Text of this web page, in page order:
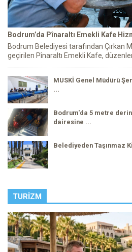
Bodrum’da Pînaraltı Emekli Kafe
Bodrum Belediyesi tarafından Çırkan
geçirilen Pînaraltı Emekli Kafe,
MUSKİ Genel Müdürü
...
Bodrum'da 5 metre
dairesine ...
Belediyeden Taşınmaz
TURIZM